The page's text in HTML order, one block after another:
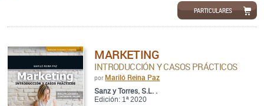
PARTICULARES
MARKETING
INTRODUCCIÓN Y CASOS PRÁCTICOS
por Mariló Reina Paz
Sanz y Torres, S.L. .
Edición: 1ª 2020